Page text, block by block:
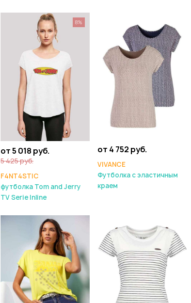
от 5 018 руб.
5 425 руб.
F4NT4STIC
футболка Tom and Jerry
TV Serie Inline
8%
от 4 752 руб.
VIVANCE
Футболка с эластичным
краем